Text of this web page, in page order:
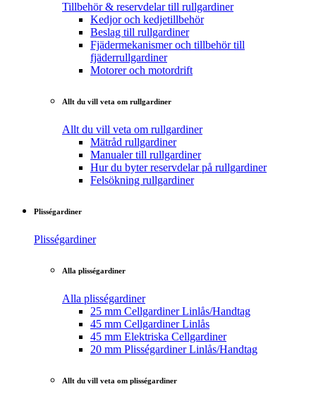
Tillbehör & reservdelar till rullgardiner
Kedjor och kedjetillbehör
Beslag till rullgardiner
Fjädermekanismer och tillbehör till
fjäderrullgardiner
Motorer och motordrift
Allt du vill veta om rullgardiner
Allt du vill veta om rullgardiner
Mätråd rullgardiner
Manualer till rullgardiner
Hur du byter reservdelar på rullgardiner
Felsökning rullgardiner
Plisségardiner
Plisségardiner
Alla plisségardiner
Alla plisségardiner
25 mm Cellgardiner Linlås/Handtag
45 mm Cellgardiner Linlås
45 mm Elektriska Cellgardiner
20 mm Plisségardiner Linlås/Handtag
Allt du vill veta om plisségardiner